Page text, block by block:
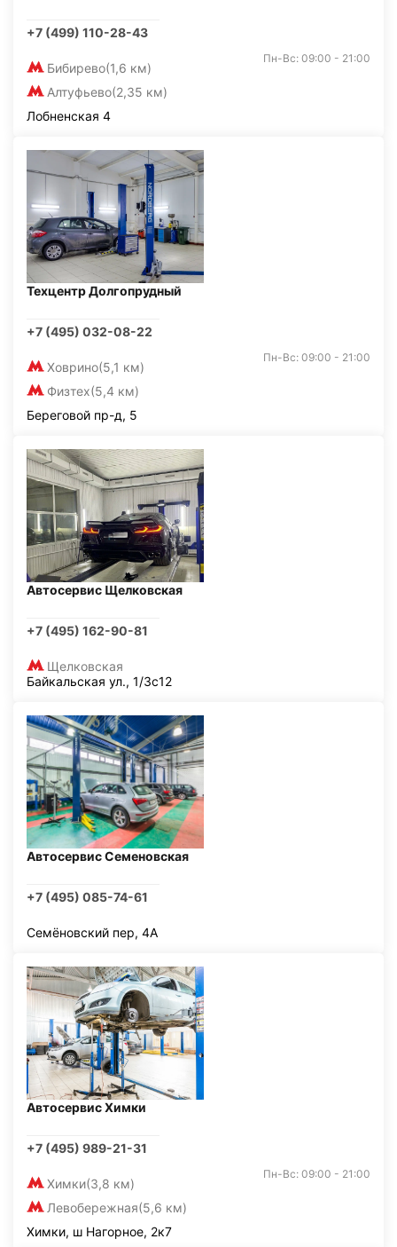
+7 (499) 110-28-43
Бибирево(1,6 км)
Алтуфьево(2,35 км)
Пн-Вс: 09:00 - 21:00
Лобненская 4
Техцентр Долгопрудный
+7 (495) 032-08-22
Ховрино(5,1 км)
Физтех(5,4 км)
Пн-Вс: 09:00 - 21:00
Береговой пр-д, 5
Автосервис Щелковская
+7 (495) 162-90-81
Щелковская
Байкальская ул., 1/3с12
Автосервис Семеновская
+7 (495) 085-74-61
Семёновский пер, 4А
Автосервис Химки
+7 (495) 989-21-31
Химки(3,8 км)
Левобережная(5,6 км)
Пн-Вс: 09:00 - 21:00
Химки, ш Нагорное, 2к7